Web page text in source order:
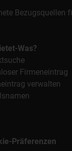
Was?
Firmeneintrag
verwalten
Präferenzen